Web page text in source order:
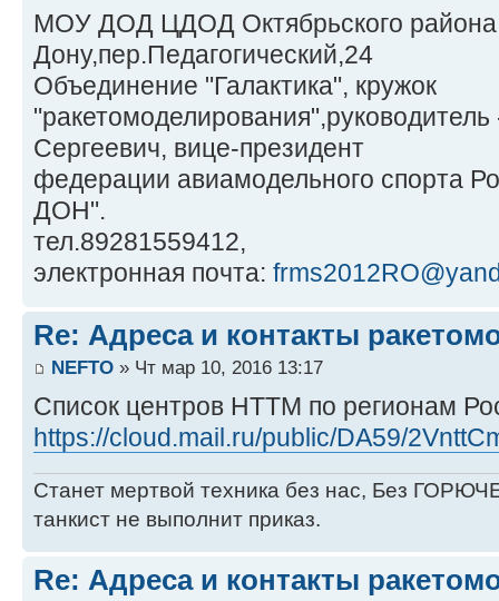
МОУ ДОД ЦДОД Октябрьского района
Дону,пер.Педагогический,24
Объединение "Галактика", кружок
Сергеевич, вице-президент
федерации авиамодельного спорта
ДОН".
тел.89281559412,
электронная почта:
Re: Адреса и контакты
NEFTO » Чт мар 10, 2016 13:17
Список центров НТТМ по регионам
https://cloud.mail.ru/public/DA59/
Станет мертвой техника без нас, Без
танкист не выполнит приказ.
Re: Адреса и контакты